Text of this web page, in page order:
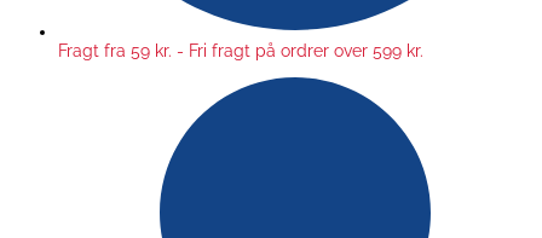
Fragt fra 59 kr. - Fri fragt på ordrer over 599 kr.